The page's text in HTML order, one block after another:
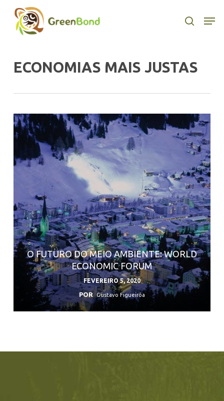
main
content
search
ECONOMIAS MAIS JUSTAS
O FUTURO DO MEIO AMBIENTE: WORLD
ECONOMIC FORUM
FEVEREIRO 5, 2020
POR Gustavo Figueirôa